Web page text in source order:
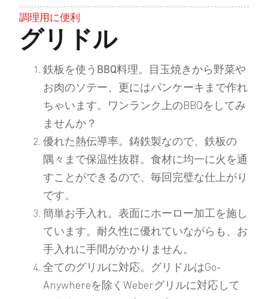
調理用に便利
グリドル
鉄板を使うBBQ料理。
目玉焼きから野菜や
お肉のソテー、更にはパンケーキまで作れ
ちゃいます。ワンランク上のBBQをしてみ
ませんか？
優れた熱伝導率。 鋳鉄製なので、鉄板の
隅々まで保温性抜群。食材に均一に火を通
すことができるので、毎回完璧な仕上がり
です。
簡単お手入れ。 表面にホーロー加工を施し
ています。耐久性に優れていながらも、お
手入れに手間がかかりません。
全てのグリルに対応。
グリドルはGo-
Anywhereを除くWeberグリルに対応して